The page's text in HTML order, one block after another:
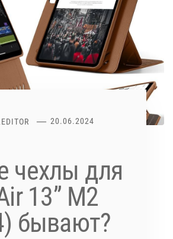
20.06.2024
чехлы для
13” M2
бывают?